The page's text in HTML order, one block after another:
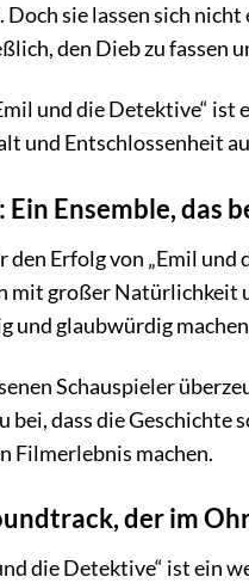
sie lassen sich
den Dieb zu fassen
und die Detektive“ ist
und Entschlossenheit
Ein Ensemble, das
den Erfolg von „Emil
mit großer Natürlichkeit
und glaubwürdig
Schauspieler
bei, dass die Geschichte
Filmerlebnis machen.
der im
die Detektive“ ist ein